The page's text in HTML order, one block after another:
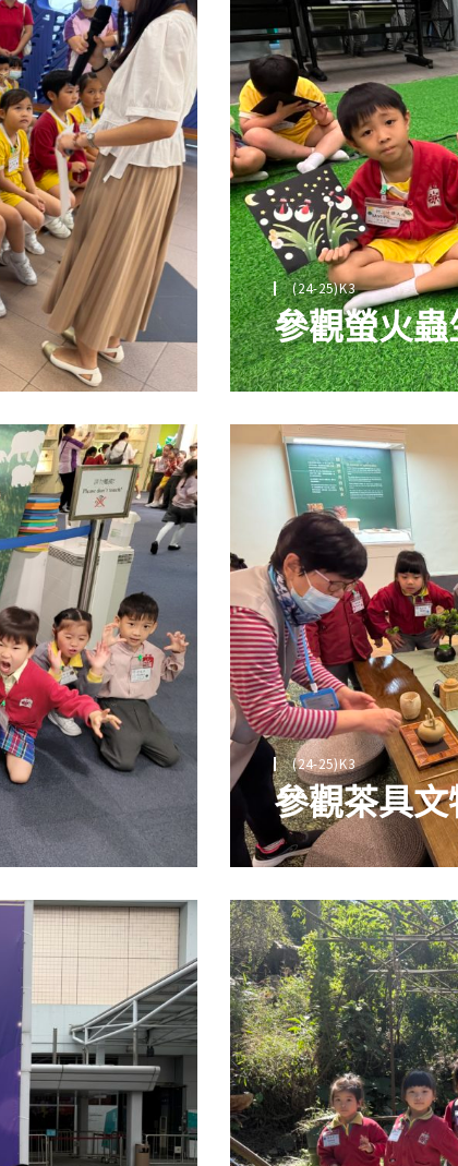
(24-25)K3
參觀螢火
(24-25)K3
參觀茶具文